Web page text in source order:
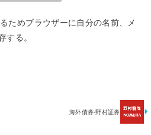
ためブラウザーに自分の名前、メ
る。
海外債券-野村証券